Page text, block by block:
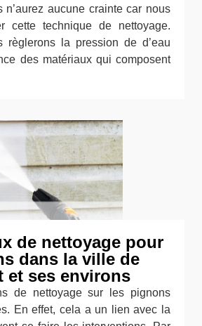
n’aurez aucune crainte car nous
cette technique de nettoyage.
règlerons la pression de d’eau
des matériaux qui composent
de nettoyage pour
dans la ville de
et ses environs
de nettoyage sur les pignons
En effet, cela a un lien avec la